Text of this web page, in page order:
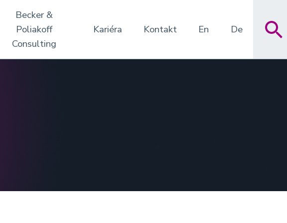
Becker &
Poliakoff
Consulting
Kariéra Kontakt En De